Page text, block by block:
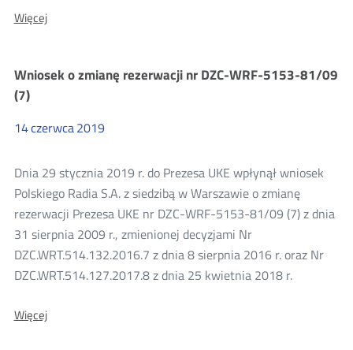
WięcejO:
rezerwacji
5153-
Wniosek o zmianę rezerwacji nr DZC-WRF-5153-81/09
(7)
14czerwca2019
Dnia 29 stycznia 2019 r. do Prezesa UKE wpłynął wniosek
Polskiego Radia S.A. z siedzibą w Warszawie o zmianę
rezerwacji Prezesa UKE nr DZC-WRF-5153-81/09 (7) z dnia
31 sierpnia 2009 r., zmienionej decyzjami Nr
DZC.WRT.514.132.2016.7 z dnia 8 sierpnia 2016 r. oraz Nr
DZC.WRT.514.127.2017.8 z dnia 25 kwietnia 2018 r.
WięcejO: